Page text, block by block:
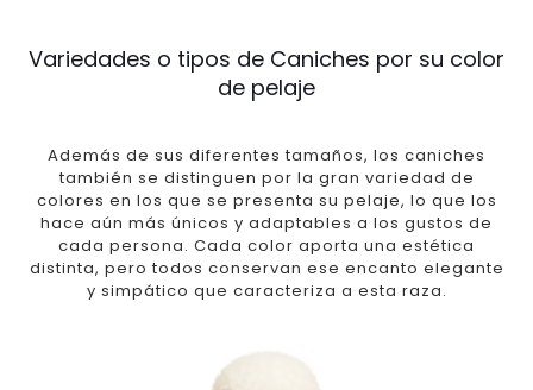
Variedades o tipos de Caniches por su color
de pelaje
Además de sus diferentes tamaños, los caniches
también se distinguen por la gran variedad de
colores en los que se presenta su pelaje, lo que los
hace aún más únicos y adaptables a los gustos de
cada persona. Cada color aporta una estética
distinta, pero todos conservan ese encanto elegante
y simpático que caracteriza a esta raza.